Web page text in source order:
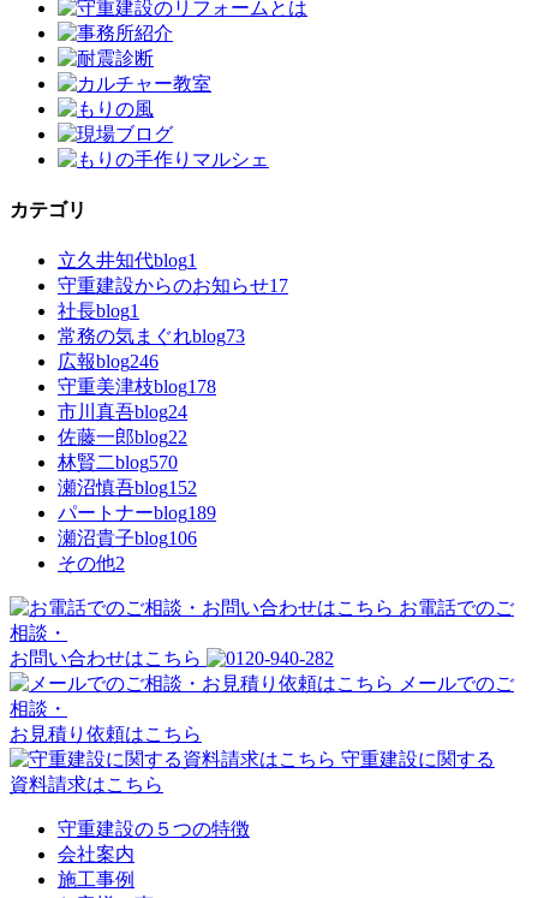
カテゴリ
立久井知代blog1
守重建設からのお知らせ17
社長blog1
常務の気まぐれblog73
広報blog246
守重美津枝blog178
市川真吾blog24
佐藤一郎blog22
林賢二blog570
瀬沼慎吾blog152
パートナーblog189
瀬沼貴子blog106
その他2
お電話でのご
相談・
お問い合わせはこちら
メールでのご
相談・
お見積り依頼はこちら
守重建設に関する
資料請求はこちら
守重建設の５つの特徴
会社案内
施工事例